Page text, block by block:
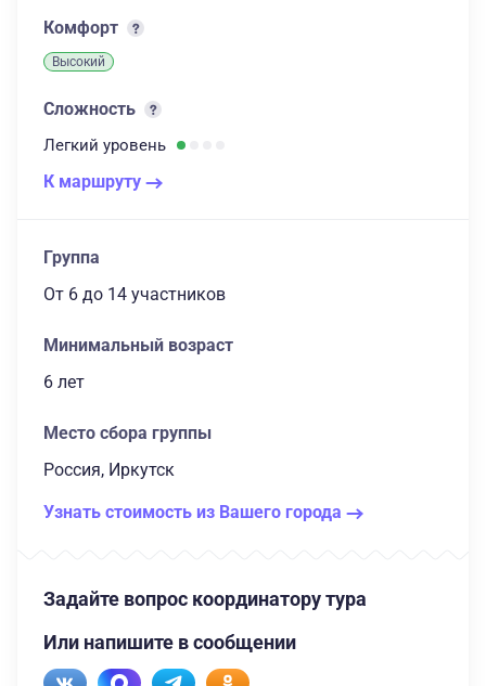
Комфорт
Высокий
Сложность
Легкий уровень
К маршруту
Группа
От 6 до 14 участников
Минимальный возраст
6 лет
Место сбора группы
Россия, Иркутск
Узнать стоимость из Вашего города
Задайте вопрос координатору тура
Или напишите в сообщении